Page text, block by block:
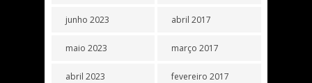
junho 2023
maio 2023
abril 2023
abril 2017
março 2017
fevereiro 2017